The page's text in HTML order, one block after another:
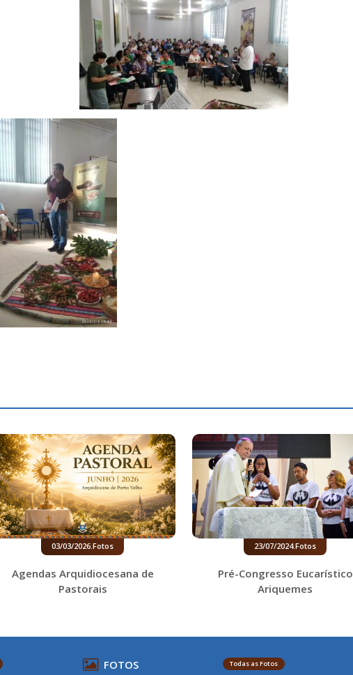
03/03/2026.Fotos
Agendas Arquidiocesana de
Pastorais
23/07/2024.Fotos
Pré-Congresso Eucarístico
Ariquemes
FOTOS Todas as Fotos